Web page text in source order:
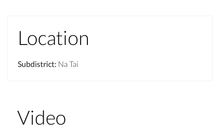
Location
Subdistrict: Na Tai
Video